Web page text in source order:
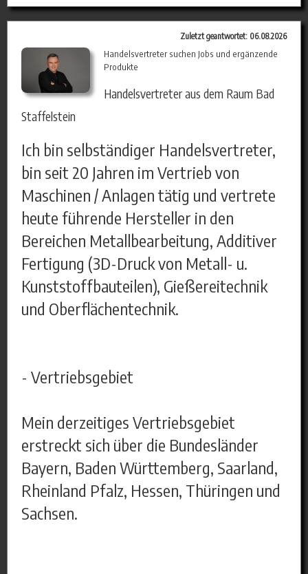
Zuletzt geantwortet: 06.08.2026
Handelsvertreter suchen Jobs und ergänzende
Produkte
Handelsvertreter aus dem Raum Bad
Staffelstein
Ich bin selbständiger Handelsvertreter,
bin seit 20 Jahren im Vertrieb von
Maschinen / Anlagen tätig und vertrete
heute führende Hersteller in den
Bereichen Metallbearbeitung, Additiver
Fertigung (3D-Druck von Metall- u.
Kunststoffbauteilen), Gießereitechnik
und Oberflächentechnik.
- Vertriebsgebiet
Mein derzeitiges Vertriebsgebiet
erstreckt sich über die Bundesländer
Bayern, Baden Württemberg, Saarland,
Rheinland Pfalz, Hessen, Thüringen und
Sachsen.